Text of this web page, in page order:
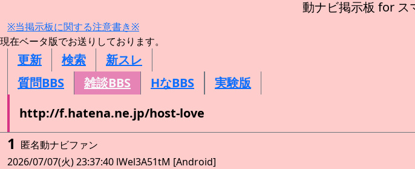
動ナビ掲示板 for ス
※当掲示板に関する注意書き※
現在ベータ版でお送りしております。
更新 検索
新スレ
質問BBS
雑談BBS HなBBS
実験版
http://f.hatena.ne.jp/host-love
1 匿名動ナビファン
2026/07/07(火) 23:37:40 lWel3A51tM [Android]